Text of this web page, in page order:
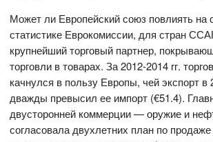
Может ли Европейский союз повлиять на
статистике Еврокомиссии, для стран
крупнейший торговый партнер,
торговли в товарах. За 2012-2014 гг.
качнулся в пользу Европы, чей экспорт в
дважды превысил ее импорт (€51.4).
двусторонней коммерции — оружие и
согласовала двухлетних план по